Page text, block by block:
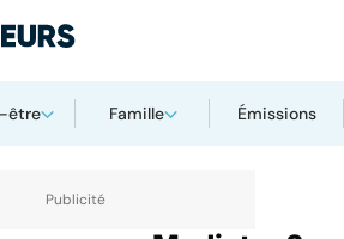
être Famille Émissions